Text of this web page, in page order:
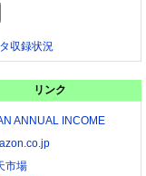
収録状況
リンク
ANNUAL INCOME
市場